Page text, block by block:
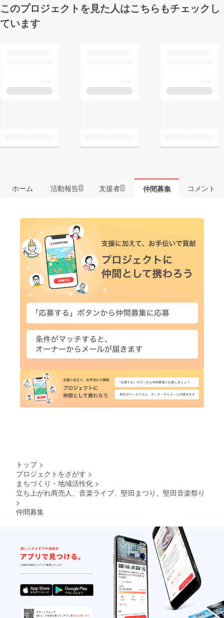
このプロジェクトを見た人はこちらもチェックし
ています
ホーム 活動報告1 支援者7 仲間募集 コメント
トップ >
プロジェクトをさがす >
まちづくり・地域活性化 >
立ち上がれ商売人、音楽ライブ、堅田まつり、堅田音楽祭り
>
仲間募集